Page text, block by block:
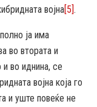
војна[5].
ја има
во втората и
во иднина, се
војна која го
и уште повеќе не